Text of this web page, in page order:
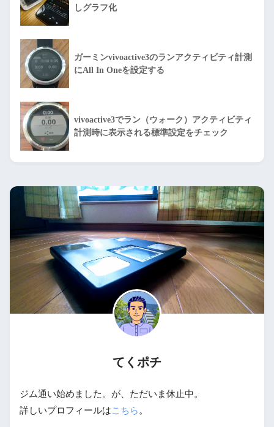
しグラフ化
ガーミンvivoactive3のランアクティビティ計測
にAll In Oneを設定する
vivoactive3でラン（ウォーク）アクティビティ
計測時に表示される標準設定をチェック
てくポチ
ジム通い始めました。が、ただいま休止中。
詳しいプロフィールはこちら 。